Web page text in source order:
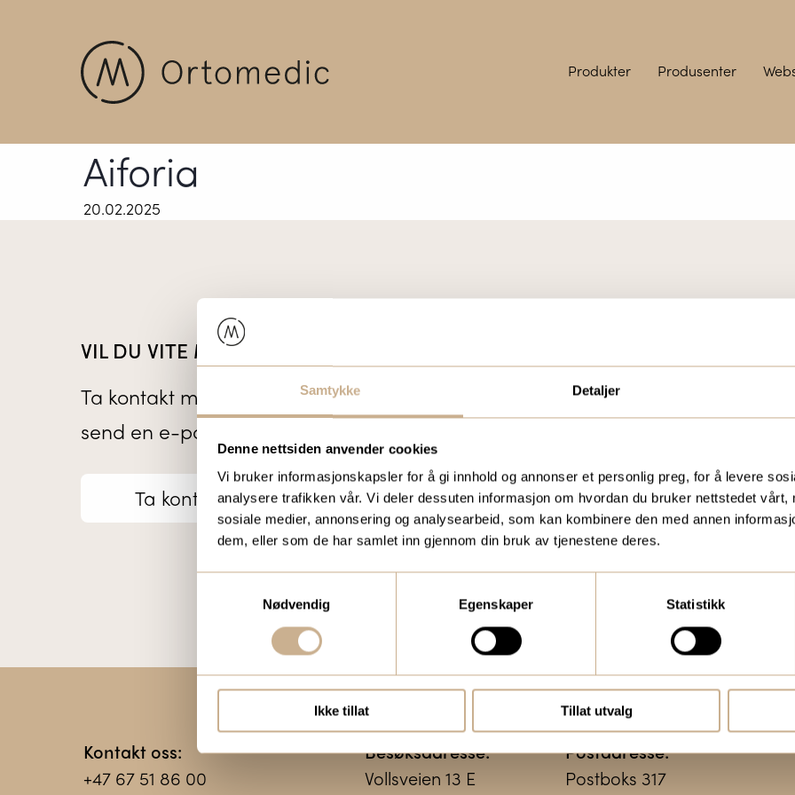
Samtykke Detaljer
Denne nettsiden anvender cookies
Vi bruker informasjonskapsler for å gi innhold og annonser et personlig preg, for å levere
analysere trafikken vår. Vi deler dessuten informasjon om hvordan du bruker nettstedet vårt,
sosiale medier, annonsering og analysearbeid, som kan kombinere den med annen
dem, eller som de har samlet inn gjennom din bruk av tjenestene deres.
Nødvendig
Egenskaper Statistikk
Ikke tillat Tillat utvalg
Produkter Produsenter
Aiforia
20.02.2025
VIL DU VITE MER OM VÅRE PRODUKTER?
Ta kontakt med en av våre medarbeidere, eller
send en e-post til
Ta kontakt
BESTILL VÅRT
To ganger i året
kundemagasin
traume, kirurgi,
Bestill Ortomedia
Kontakt oss:
+47 67 51 86 00
Besøksadresse:
Vollsveien 13 E
Postadresse:
Postboks 317